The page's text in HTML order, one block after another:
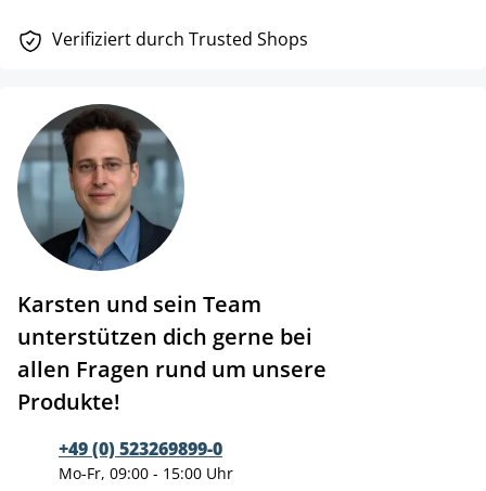
Verifiziert durch Trusted Shops
Karsten und sein Team
unterstützen dich gerne bei
allen Fragen rund um unsere
Produkte!
+49 (0) 523269899-0
Mo-Fr, 09:00 - 15:00 Uhr